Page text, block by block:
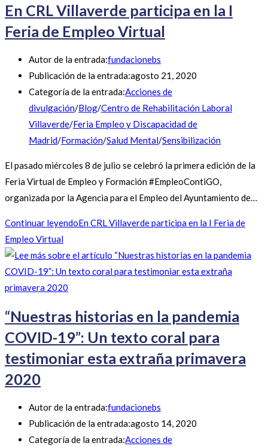
En CRL Villaverde participa en la I
Feria de Empleo Virtual
Autor de la entrada:fundacionebs
Publicación de la entrada:agosto 21, 2020
Categoría de la entrada:Acciones de
divulgación/Blog/Centro de Rehabilitación Laboral
Villaverde/Feria Empleo y Discapacidad de
Madrid/Formación/Salud Mental/Sensibilización
El pasado miércoles 8 de julio se celebró la primera edición de la
Feria Virtual de Empleo y Formación #EmpleoContiGO,
organizada por la Agencia para el Empleo del Ayuntamiento de…
Continuar leyendoEn CRL Villaverde participa en la I Feria de
Empleo Virtual
“Nuestras historias en la pandemia
COVID-19”: Un texto coral para
testimoniar esta extraña primavera
2020
Autor de la entrada:fundacionebs
Publicación de la entrada:agosto 14, 2020
Categoría de la entrada:Acciones de